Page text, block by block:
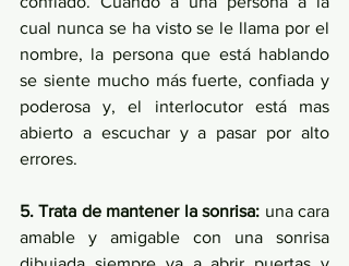
cual nunca se ha visto se le llama por el
nombre, la persona que está hablando
se siente mucho más fuerte, confiada y
poderosa y, el interlocutor está mas
abierto a escuchar y a pasar por alto
errores.
5. Trata de mantener la sonrisa: una cara
amable y amigable con una sonrisa